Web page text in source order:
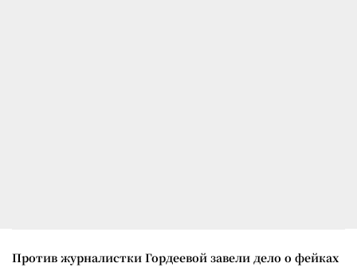
Против журналистки Гордеевой завели дело о фейках